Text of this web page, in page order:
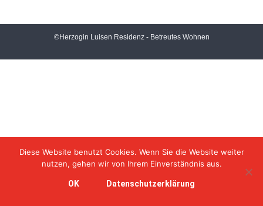
©Herzogin Luisen Residenz - Betreutes Wohnen
Diese Website benutzt Cookies. Wenn Sie die Website weiter
nutzen, gehen wir von Ihrem Einverständnis aus.
OK Datenschutzerklärung